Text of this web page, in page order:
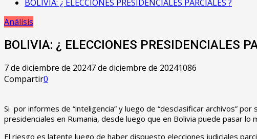
BOLIVIA: ¿ ELECCIONES PRESIDENCIALES PARCIALES ?
Análisis
BOLIVIA: ¿ ELECCIONES PRESIDENCIALES
7 de diciembre de 20247 de diciembre de 20241086
Compartir0
Si por informes de “inteligencia” y luego de “desclasificar archivos”
presidenciales en Rumania, desde luego que en Bolivia puede pasar
El riesgo es latente luego de haber dispuesto elecciones judiciales